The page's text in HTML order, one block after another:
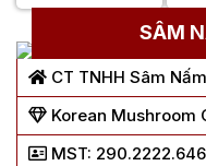
SÂM
CT TNHH Sâm
Korean Mushroom
MST: 290.2222.646